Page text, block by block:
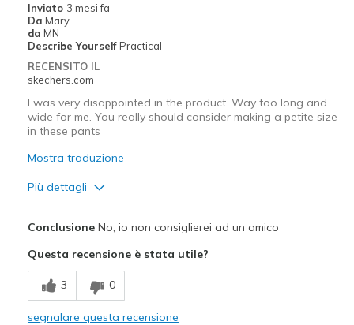
Inviato 3 mesi fa
Da Mary
da MN
Describe Yourself Practical
RECENSITO IL
skechers.com
I was very disappointed in the product. Way too long and
wide for me. You really should consider making a petite size
in these pants
Mostra traduzione
Più dettagli
Width
Sizing
ConclusioneNo, io non consiglierei ad un amico
Questa recensione è stata utile?
3 0
segnalare questa recensione